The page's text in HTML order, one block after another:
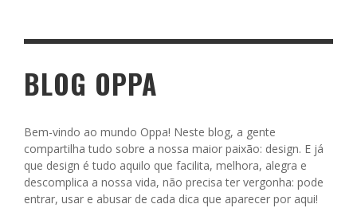
BLOG OPPA
Bem-vindo ao mundo Oppa! Neste blog, a gente
compartilha tudo sobre a nossa maior paixão: design. E já
que design é tudo aquilo que facilita, melhora, alegra e
descomplica a nossa vida, não precisa ter vergonha: pode
entrar, usar e abusar de cada dica que aparecer por aqui!